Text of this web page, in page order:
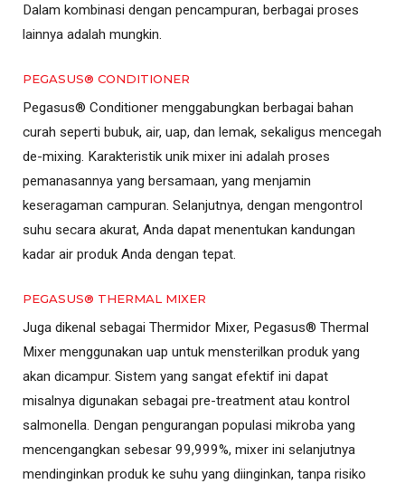
Dalam kombinasi dengan pencampuran, berbagai proses
lainnya adalah mungkin.
PEGASUS® CONDITIONER
Pegasus® Conditioner menggabungkan berbagai bahan
curah seperti bubuk, air, uap, dan lemak, sekaligus mencegah
de-mixing. Karakteristik unik mixer ini adalah proses
pemanasannya yang bersamaan, yang menjamin
keseragaman campuran. Selanjutnya, dengan mengontrol
suhu secara akurat, Anda dapat menentukan kandungan
kadar air produk Anda dengan tepat.
PEGASUS® THERMAL MIXER
Juga dikenal sebagai Thermidor Mixer, Pegasus® Thermal
Mixer menggunakan uap untuk mensterilkan produk yang
akan dicampur. Sistem yang sangat efektif ini dapat
misalnya digunakan sebagai pre-treatment atau kontrol
salmonella. Dengan pengurangan populasi mikroba yang
mencengangkan sebesar 99,999%, mixer ini selanjutnya
mendinginkan produk ke suhu yang diinginkan, tanpa risiko